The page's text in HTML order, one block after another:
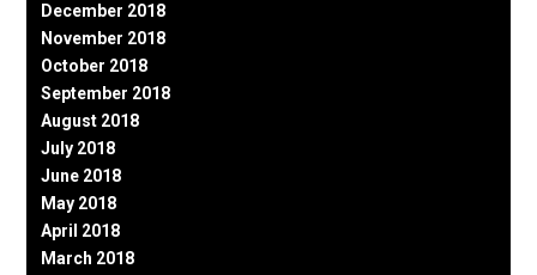
December 2018
November 2018
October 2018
September 2018
August 2018
July 2018
June 2018
May 2018
April 2018
March 2018